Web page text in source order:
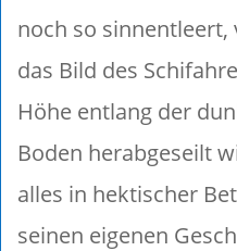
noch so
das Bild des
Höhe entlang der
Boden herabgeseilt
alles in hektischer
seinen eigenen